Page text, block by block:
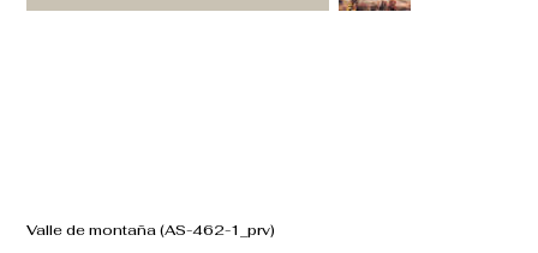
Valle de montaña (AS-462-1_prv)